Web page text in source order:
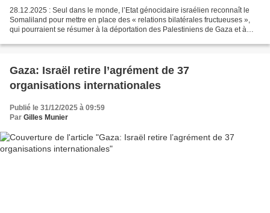
28.12.2025 : Seul dans le monde, l’Etat génocidaire israélien reconnaît le
Somaliland pour mettre en place des « relations bilatérales fructueuses »,
qui pourraient se résumer à la déportation des Palestiniens de Gaza et à
Gaza: Israël retire l’agrément de 37
organisations internationales
Publié le 31/12/2025 à 09:59
Par Gilles Munier